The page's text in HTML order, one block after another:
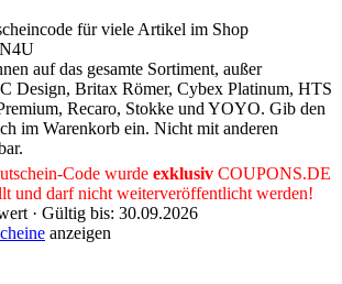
für viele Artikel im Shop
N4U
auf das gesamte Sortiment, außer
Design, Britax Römer, Cybex Platinum, HTS
Recaro, Stokke und YOYO. Gib den
im Warenkorb ein. Nicht mit anderen
Code wurde exklusiv COUPONS.DE
und darf nicht weiterveröffentlicht werden!
· Gültig bis: 30.09.2026
anzeigen